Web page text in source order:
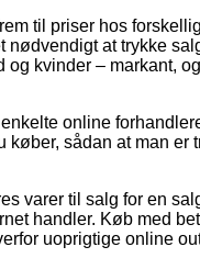
til priser hos
nødvendigt at trykke
kvinder – markant,
online
sådan at man er
varer til salg for en
handler. Køb med
uoprigtige online